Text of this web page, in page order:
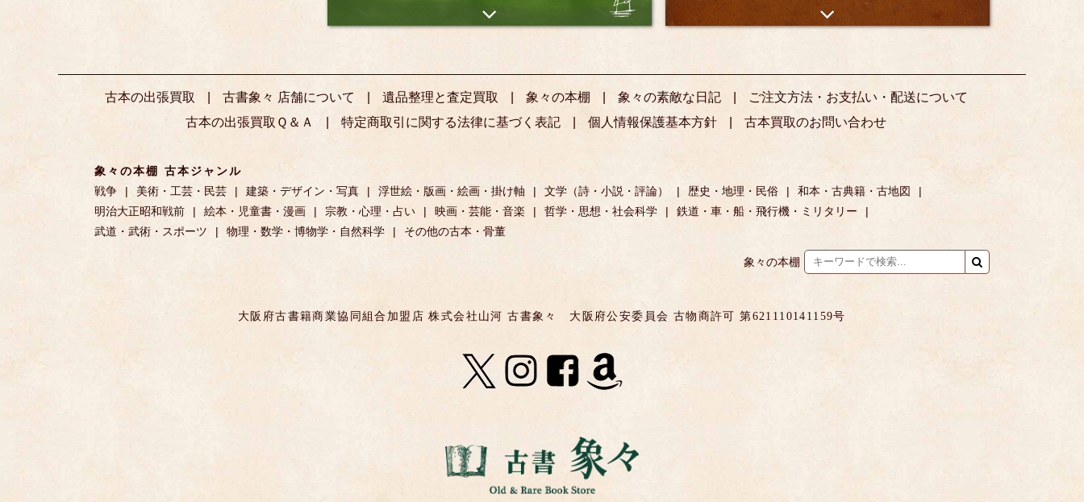
古本の出張買取 古書象々 店舗について 遺品整理と査定買取 象々の本棚 象々の素敵な日記
ご注文方法・お支払い・配送について
古本の出張買取Ｑ＆Ａ
特定商取引に関する法律に基づく表記 個人情報保護基本方針 古本買取のお問い合わせ
象々の本棚 古本ジャンル
戦争
美術・工芸・民芸 建築・デザイン・写真 浮世絵・版画・絵画・掛け軸 文学（詩・小説・評論） 歴史・地理・民俗
和本・古典籍・古地図
明治大正昭和戦前
絵本・児童書・漫画 宗教・心理・占い 映画・芸能・音楽 哲学・思想・社会科学
鉄道・車・船・飛行機・ミリタリー
武道・武術・スポーツ
物理・数学・博物学・自然科学 その他の古本・骨董
象々の本棚
大阪府古書籍商業協同組合加盟店 株式会社山河 古書象々 大阪府公安委員会 古物商許可 第621110141159号